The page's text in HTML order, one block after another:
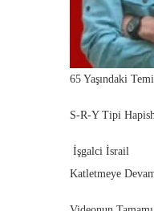
65 Yaşındaki
S-R-Y Tipi
İşgalci İsrail
Katletmeye